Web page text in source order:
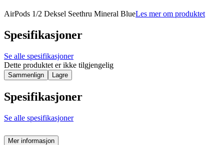
AirPods 1/2 Deksel Seethru Mineral BlueLes mer om produktet
Spesifikasjoner
Se alle spesifikasjoner
Dette produktet er ikke tilgjengelig
Sammenlign Lagre
Spesifikasjoner
Se alle spesifikasjoner
Mer informasjon